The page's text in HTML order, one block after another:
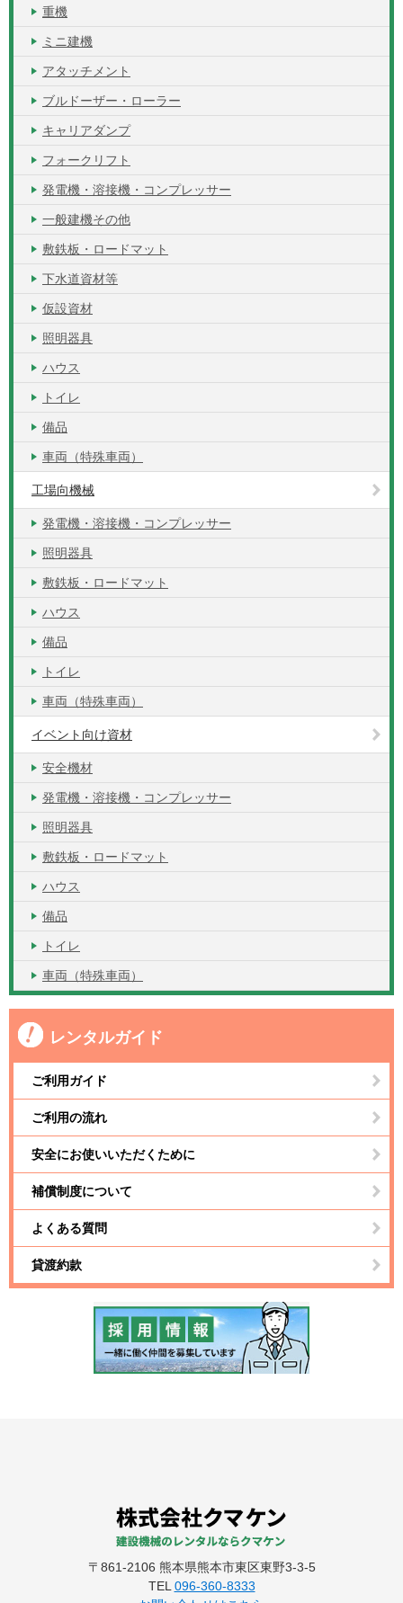
重機
ミニ建機
アタッチメント
ブルドーザー・ローラー
キャリアダンプ
フォークリフト
発電機・溶接機・コンプレッサー
一般建機その他
敷鉄板・ロードマット
下水道資材等
仮設資材
照明器具
ハウス
トイレ
備品
車両（特殊車両）
工場向機械
発電機・溶接機・コンプレッサー
照明器具
敷鉄板・ロードマット
ハウス
備品
トイレ
車両（特殊車両）
イベント向け資材
安全機材
発電機・溶接機・コンプレッサー
照明器具
敷鉄板・ロードマット
ハウス
備品
トイレ
車両（特殊車両）
レンタルガイド
ご利用ガイド
ご利用の流れ
安全にお使いいただくために
補償制度について
よくある質問
貸渡約款
〒861-2106 熊本県熊本市東区東野3-3-5
TEL096-360-8333